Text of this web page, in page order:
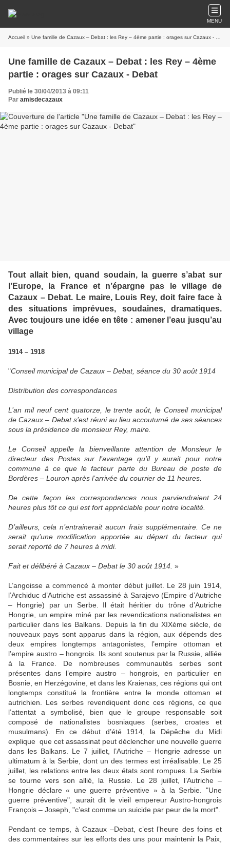
MENU
Accueil » Une famille de Cazaux – Debat : les Rey – 4ème partie : orages sur Cazaux - Debat
Une famille de Cazaux – Debat : les Rey – 4ème
partie : orages sur Cazaux - Debat
Publié le 30/04/2013 à 09:11
Par amisdecazaux
Tout allait bien, quand soudain, la guerre s’abat sur
l’Europe, la France et n’épargne pas le village de
Cazaux – Debat. Le maire, Louis Rey, doit faire face à
des situations imprévues, soudaines, dramatiques.
Avec toujours une idée en tête : amener l’eau jusqu’au
village
1914 – 1918
"Conseil municipal de Cazaux – Debat, séance du 30 août 1914
Distribution des correspondances
L’an mil neuf cent quatorze, le trente août, le Conseil municipal
de Cazaux – Debat s’est réuni au lieu accoutumé de ses séances
sous la présidence de monsieur Rey, maire.
Le Conseil appelle la bienveillante attention de Monsieur le
directeur des Postes sur l’avantage qu’il y aurait pour notre
commune à ce que le facteur parte du Bureau de poste de
Bordères – Louron après l’arrivée du courrier de 11 heures.
De cette façon les correspondances nous parviendraient 24
heures plus tôt ce qui est fort appréciable pour notre localité.
D’ailleurs, cela n’entrainerait aucun frais supplémentaire. Ce ne
serait qu’une modification apportée au départ du facteur qui
serait reporté de 7 heures à midi.
Fait et délibéré à Cazaux – Debat le 30 août 1914. »
L’angoisse a commencé à monter début juillet. Le 28 juin 1914,
l’Archiduc d’Autriche est assassiné à Sarajevo (Empire d’Autriche
– Hongrie) par un Serbe. Il était héritier du trône d’Autriche
Hongrie, un empire miné par les revendications nationalistes en
particulier dans les Balkans. Depuis la fin du XIXème siècle, de
nouveaux pays sont apparus dans la région, aux dépends des
deux empires longtemps antagonistes, l’empire ottoman et
l’empire austro – hongrois. Ils sont soutenus par la Russie, alliée
à la France. De nombreuses communautés serbes sont
présentes dans l’empire austro – hongrois, en particulier en
Bosnie, en Herzégovine, et dans les Kraienas, ces régions qui ont
longtemps constitué la frontière entre le monde ottoman et
autrichien. Les serbes revendiquent donc ces régions, ce que
l’attentat a symbolisé, bien que le groupe responsable soit
composé de nationalistes bosniaques (serbes, croates et
musulmans). En ce début d’été 1914, la Dépêche du Midi
explique que cet assassinat peut déclencher une nouvelle guerre
dans les Balkans. Le 7 juillet, l’Autriche – Hongrie adresse un
ultimatum à la Serbie, dont un des termes est irréalisable. Le 25
juillet, les relations entre les deux états sont rompues. La Serbie
se tourne vers son allié, la Russie. Le 28 juillet, l’Autriche –
Hongrie déclare « une guerre préventive » à la Serbie. "Une
guerre préventive", aurait dit le vieil empereur Austro-hongrois
François – Joseph, "c’est comme un suicide par peur de la mort".
Pendant ce temps, à Cazaux –Debat, c’est l’heure des foins et
des commentaires sur les efforts des uns pour maintenir la Paix,